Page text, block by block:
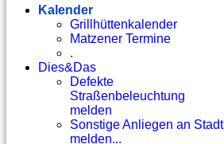
Kalender
Grillhüttenkalender
Matzener Termine
.
Dies&Das
Defekte
Straßenbeleuchtung
melden
Sonstige Anliegen an Stadt
melden...